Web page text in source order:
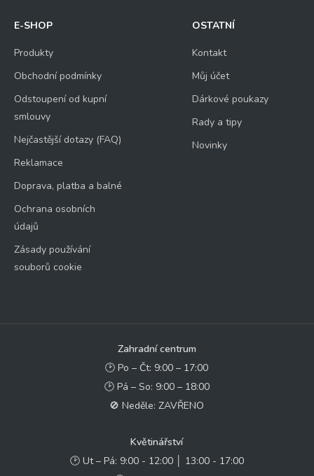
E-SHOP
Produkty
Obchodní podmínky
Odstoupení od kupní
smlouvy
Nejčastější dotazy (FAQ)
Reklamace
Doprava, platba a balné
Ochrana osobních
údajů
Zásady používání
souborů cookie
OSTATNÍ
Kontakt
Můj účet
Dárkové poukazy
Rady a tipy
Novinky
Zahradní centrum
🕑 Po – Čt: 9:00 – 17:00
🕑 Pá – So: 9:00 – 18:00
🚫 Neděle: ZAVŘENO
Květinářství
🕑 Ut – Pá: 9:00 - 12:00 │ 13:00 - 17:00